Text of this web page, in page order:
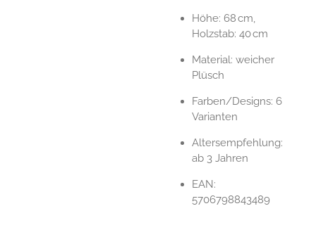
Höhe: 68 cm,
Holzstab: 40 cm
Material: weicher
Plüsch
Farben/Designs: 6
Varianten
Altersempfehlung:
ab 3 Jahren
EAN:
5706798843489